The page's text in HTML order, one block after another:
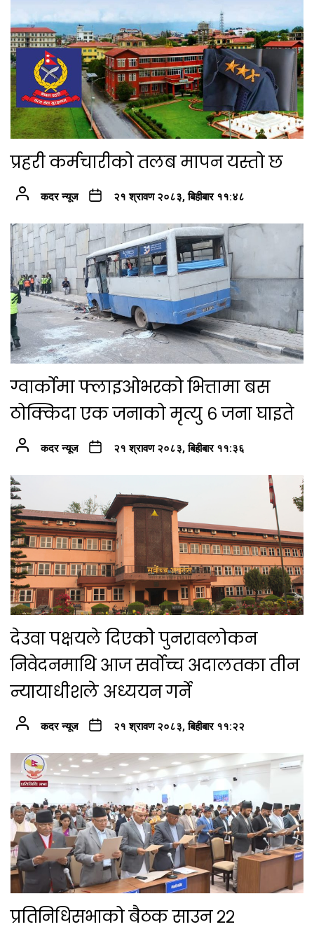
प्रहरी कर्मचारीको तलब मापन यस्तो छ
कदर न्यूज २१ श्रावण २०८३, बिहीबार ११:४८
ग्वार्कोमा फ्लाइओभरको भित्तामा बस
ठोक्किदा एक जनाको मृत्यु ६ जना घाइते
कदर न्यूज २१ श्रावण २०८३, बिहीबार ११:३६
देउवा पक्षयले दिएकोे पुनरावलोकन
निवेदनमाथि आज सर्वोच्च अदालतका तीन
न्यायाधीशले अध्ययन गर्ने
कदर न्यूज २१ श्रावण २०८३, बिहीबार ११:२२
प्रतिनिधिसभाको बैठक साउन २२